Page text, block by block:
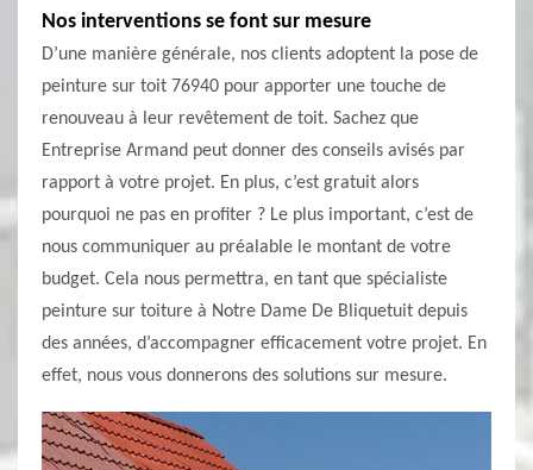
Nos interventions se font sur mesure
D’une manière générale, nos clients adoptent la pose de
peinture sur toit 76940 pour apporter une touche de
renouveau à leur revêtement de toit. Sachez que
Entreprise Armand peut donner des conseils avisés par
rapport à votre projet. En plus, c’est gratuit alors
pourquoi ne pas en profiter ? Le plus important, c’est de
nous communiquer au préalable le montant de votre
budget. Cela nous permettra, en tant que spécialiste
peinture sur toiture à Notre Dame De Bliquetuit depuis
des années, d’accompagner efficacement votre projet. En
effet, nous vous donnerons des solutions sur mesure.